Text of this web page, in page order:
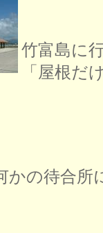
竹富島に
「屋根だ
かの待合所